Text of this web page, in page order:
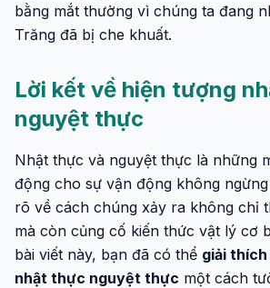
bằng mắt thường vì chúng ta đang
Trăng đã bị che khuất.
Lời kết về hiện tượng
nguyệt thực
Nhật thực và nguyệt thực là những
động cho sự vận động không
rõ về cách chúng xảy ra không chỉ
mà còn củng cố kiến thức vật lý cơ
bài viết này, bạn đã có thể giải
nhật thực nguyệt thực một cách